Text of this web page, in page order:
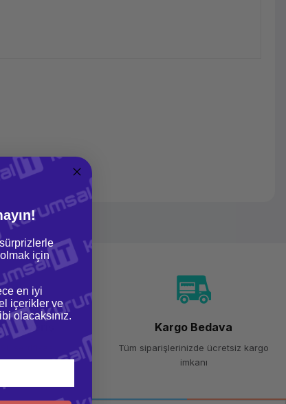
Alışveriş
sertifikası
Kargo Bedava
Tüm siparişlerinizde ücretsiz kargo
imkanı
için
en iyi
içerikler ve
olacaksınız.